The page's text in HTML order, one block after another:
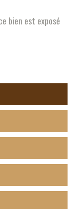
bien est exposé